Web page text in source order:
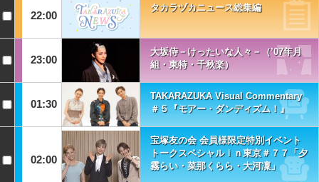
22:00
タカラヅカニュース総集編
23:00
大坂侍－けったいな人々－（’07年月
組・東特・千秋楽）
01:30
TAKARAZUKA Visual Commentary
＃５『モアー・ダンディズム！』
02:00
宝塚友の会 会員様限定特別イベント
トークスペシャルｉｎ東京＃７７「夕
霧らい・菜那くらら・大河凜」